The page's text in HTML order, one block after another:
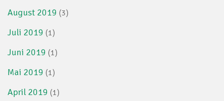
August 2019 (3)
Juli 2019 (1)
Juni 2019 (1)
Mai 2019 (1)
April 2019 (1)